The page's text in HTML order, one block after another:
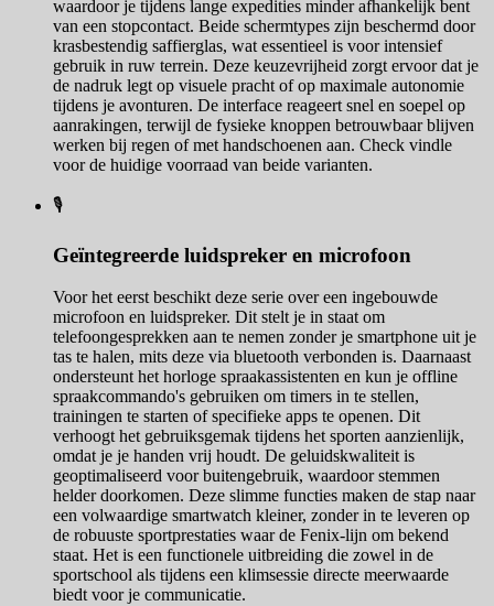
waardoor je tijdens lange expedities minder afhankelijk bent
van een stopcontact. Beide schermtypes zijn beschermd door
krasbestendig saffierglas, wat essentieel is voor intensief
gebruik in ruw terrein. Deze keuzevrijheid zorgt ervoor dat je
de nadruk legt op visuele pracht of op maximale autonomie
tijdens je avonturen. De interface reageert snel en soepel op
aanrakingen, terwijl de fysieke knoppen betrouwbaar blijven
werken bij regen of met handschoenen aan. Check vindle
voor de huidige voorraad van beide varianten.
🎙️
Geïntegreerde luidspreker en microfoon
Voor het eerst beschikt deze serie over een ingebouwde
microfoon en luidspreker. Dit stelt je in staat om
telefoongesprekken aan te nemen zonder je smartphone uit je
tas te halen, mits deze via bluetooth verbonden is. Daarnaast
ondersteunt het horloge spraakassistenten en kun je offline
spraakcommando's gebruiken om timers in te stellen,
trainingen te starten of specifieke apps te openen. Dit
verhoogt het gebruiksgemak tijdens het sporten aanzienlijk,
omdat je je handen vrij houdt. De geluidskwaliteit is
geoptimaliseerd voor buitengebruik, waardoor stemmen
helder doorkomen. Deze slimme functies maken de stap naar
een volwaardige smartwatch kleiner, zonder in te leveren op
de robuuste sportprestaties waar de Fenix-lijn om bekend
staat. Het is een functionele uitbreiding die zowel in de
sportschool als tijdens een klimsessie directe meerwaarde
biedt voor je communicatie.